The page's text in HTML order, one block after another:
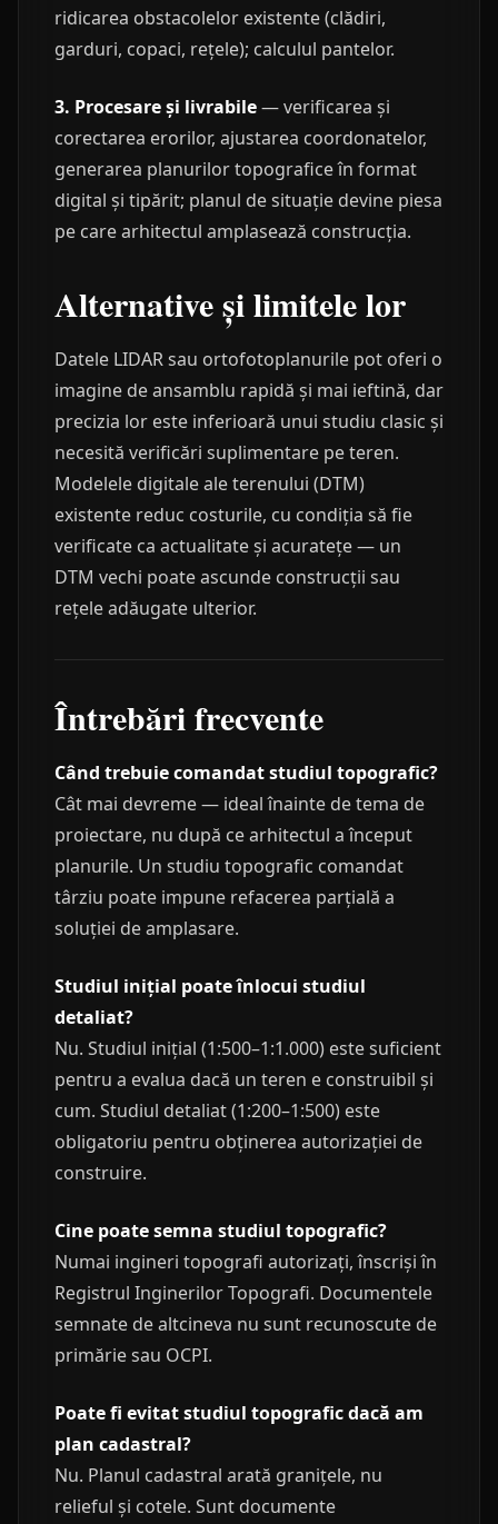
ridicarea obstacolelor existente (clădiri,
garduri, copaci, rețele); calculul pantelor.
3. Procesare și livrabile— verificarea și
corectarea erorilor, ajustarea coordonatelor,
generarea planurilor topografice în format
digital și tipărit; planul de situație devine piesa
pe care arhitectul amplasează construcția.
Alternative și limitele lor
Datele LIDAR sau ortofotoplanurile pot oferi o
imagine de ansamblu rapidă și mai ieftină, dar
precizia lor este inferioară unui studiu clasic și
necesită verificări suplimentare pe teren.
Modelele digitale ale terenului (DTM)
existente reduc costurile, cu condiția să fie
verificate ca actualitate și acuratețe — un
DTM vechi poate ascunde construcții sau
rețele adăugate ulterior.
Întrebări frecvente
Când trebuie comandat studiul topografic?
Cât mai devreme — ideal înainte de tema de
proiectare, nu după ce arhitectul a început
planurile. Un studiu topografic comandat
târziu poate impune refacerea parțială a
soluției de amplasare.
Studiul inițial poate înlocui studiul
detaliat?
Nu. Studiul inițial (1:500–1:1.000) este suficient
pentru a evalua dacă un teren e construibil și
cum. Studiul detaliat (1:200–1:500) este
obligatoriu pentru obținerea autorizației de
construire.
Cine poate semna studiul topografic?
Numai ingineri topografi autorizați, înscriși în
Registrul Inginerilor Topografi. Documentele
semnate de altcineva nu sunt recunoscute de
primărie sau OCPI.
Poate fi evitat studiul topografic dacă am
plan cadastral?
Nu. Planul cadastral arată granițele, nu
relieful și cotele. Sunt documente